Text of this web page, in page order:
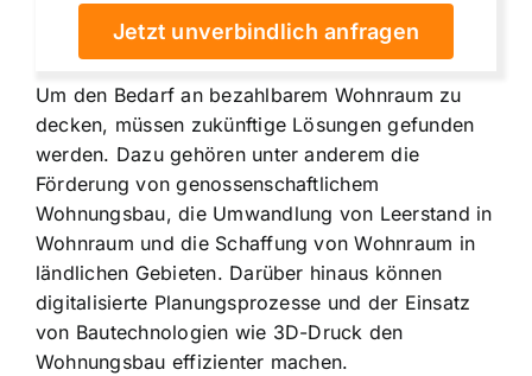
Jetzt unverbindlich anfragen
Um den Bedarf an bezahlbarem Wohnraum zu
decken, müssen zukünftige Lösungen gefunden
werden. Dazu gehören unter anderem die
Förderung von genossenschaftlichem
Wohnungsbau, die Umwandlung von Leerstand in
Wohnraum und die Schaffung von Wohnraum in
ländlichen Gebieten. Darüber hinaus können
digitalisierte Planungsprozesse und der Einsatz
von Bautechnologien wie 3D-Druck den
Wohnungsbau effizienter machen.